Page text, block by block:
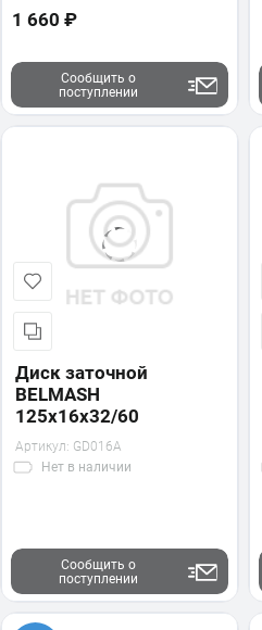
1 660 ₽
Сообщить о
поступлении
Диск заточной
BELMASH
125х16х32/60
Артикул: GD016A
Нет в наличии
Сообщить о
поступлении